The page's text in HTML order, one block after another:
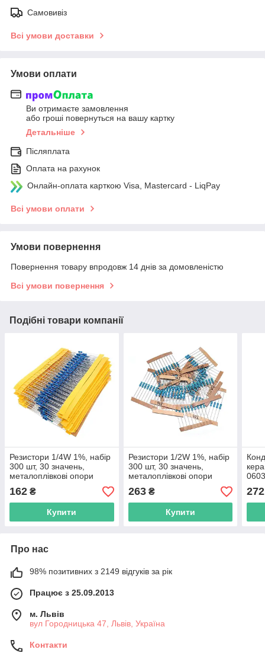
Самовивіз
Всі умови доставки
Умови оплати
Ви отримаєте замовлення
або гроші повернуться на вашу картку
Детальніше
Післяплата
Оплата на рахунок
Онлайн-оплата карткою Visa, Mastercard - LiqPay
Всі умови оплати
Умови повернення
Повернення товару впродовж 14 днів за домовленістю
Всі умови повернення
Подібні товари компанії
Резистори 1/4W 1%, набір
300 шт, 30 значень,
металоплівкові опори
10Ω–1МΩ для Arduino,
пайки, DIY
162 ₴
Купити
Резистори 1/2W 1%, набір
300 шт, 30 значень,
металоплівкові опори
1KΩ–820KΩ для
радіоелектроніки DIY
263₴
Купити
272
Про нас
98% позитивних з 2149 відгуків за рік
Працює з 25.09.2013
м. Львів
вул Городницька 47, Львів, Україна
Контакти